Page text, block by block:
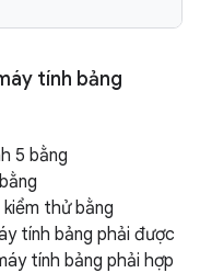
tính bảng
5 bằng
kiểm thử bằng
tính bảng phải được
tính bảng phải hợp